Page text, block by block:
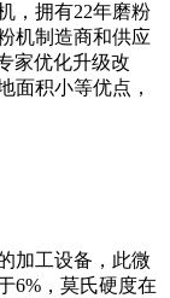
，拥有22年磨粉
机制造商和供应
家优化升级改
面积小等优点，
加工设备，此微
6%，莫氏硬度在